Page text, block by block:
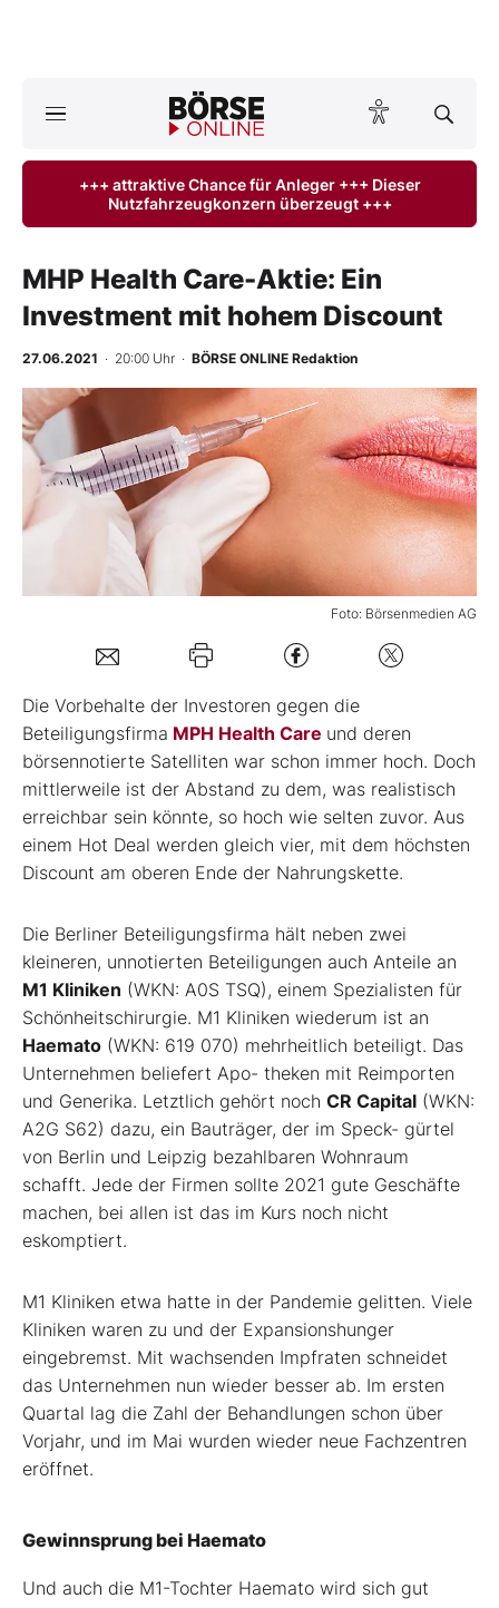
ktuelle Ausgabe BÖRSE ONLINE lesen
Finanz-Check
BO-Musterdepots
Experten
Mein B:O
Kontakt
+++ attraktive Chance für Anleger +++ Dieser
Nutzfahrzeugkonzern überzeugt +++
MHP Health Care-Aktie: Ein
Investment mit hohem Discount
27.06.2021 · 20:00 Uhr · BÖRSE ONLINE Redaktion
Foto: Börsenmedien AG
Die Vorbehalte der Investoren gegen die
Beteiligungsfirma MPH Health Care und deren
börsennotierte Satelliten war schon immer hoch. Doch
mittlerweile ist der Abstand zu dem, was realistisch
erreichbar sein könnte, so hoch wie selten zuvor. Aus
einem Hot Deal werden gleich vier, mit dem höchsten
Discount am oberen Ende der Nahrungskette.
Die Berliner Beteiligungsfirma hält neben zwei
kleineren, unnotierten Beteiligungen auch Anteile an
M1 Kliniken (WKN: A0S TSQ), einem Spezialisten für
Schönheitschirurgie. M1 Kliniken wiederum ist an
Haemato (WKN: 619 070) mehrheitlich beteiligt. Das
Unternehmen beliefert Apo- theken mit Reimporten
und Generika. Letztlich gehört noch CR Capital (WKN:
A2G S62) dazu, ein Bauträger, der im Speck- gürtel
von Berlin und Leipzig bezahlbaren Wohnraum
schafft. Jede der Firmen sollte 2021 gute Geschäfte
machen, bei allen ist das im Kurs noch nicht
eskomptiert.
M1 Kliniken etwa hatte in der Pandemie gelitten. Viele
Kliniken waren zu und der Expansionshunger
eingebremst. Mit wachsenden Impfraten schneidet
das Unternehmen nun wieder besser ab. Im ersten
Quartal lag die Zahl der Behandlungen schon über
Vorjahr, und im Mai wurden wieder neue Fachzentren
eröffnet.
Gewinnsprung bei Haemato
Und auch die M1-Tochter Haemato wird sich gut